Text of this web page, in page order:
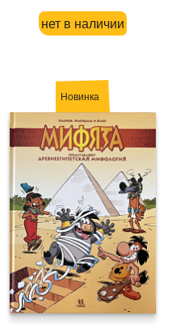
нет в наличии
Новинка